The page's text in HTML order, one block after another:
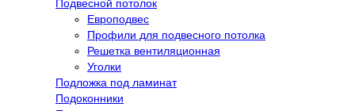
Подвесной потолок
Европодвес
Профили для подвесного потолка
Решетка вентиляционная
Уголки
Подложка под ламинат
Подоконники